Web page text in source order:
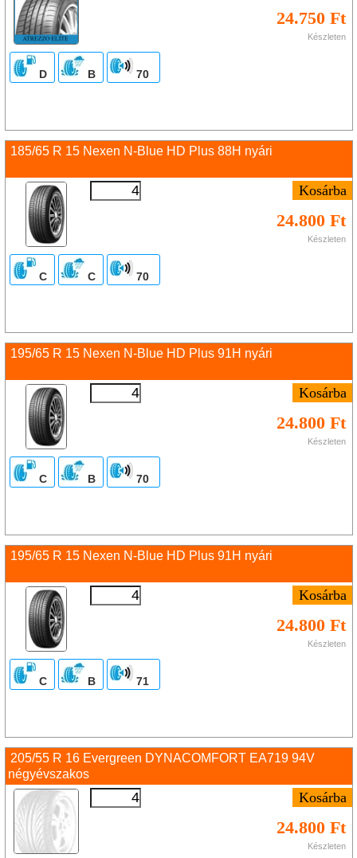
24.750 Ft
Készleten
D B 70
185/65 R 15 Nexen N-Blue HD Plus 88H nyári
24.800 Ft
Készleten
C C 70
195/65 R 15 Nexen N-Blue HD Plus 91H nyári
24.800 Ft
Készleten
C B 70
195/65 R 15 Nexen N-Blue HD Plus 91H nyári
24.800 Ft
Készleten
C B 71
205/55 R 16 Evergreen DYNACOMFORT EA719 94V
négyévszakos
24.800 Ft
Készleten